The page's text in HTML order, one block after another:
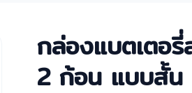
กล่องแบตเตอรี่
2 ก้อน แบบสั้น